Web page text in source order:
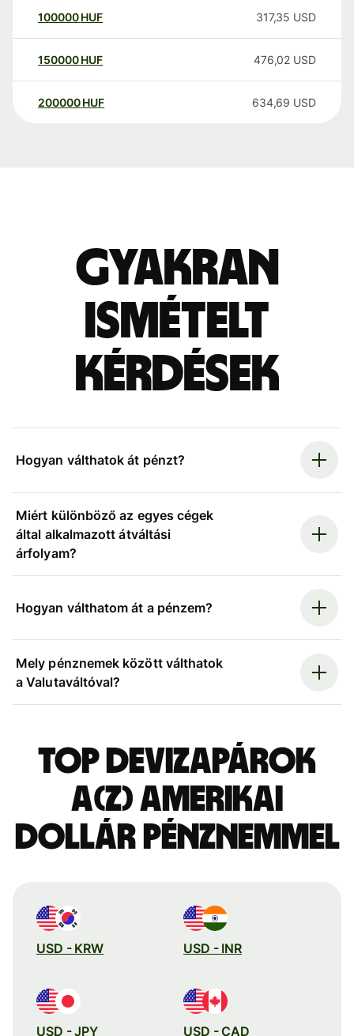
100000 HUF 317,35 USD
150000 HUF 476,02 USD
200000 HUF 634,69 USD
Gyakran
ismételt
kérdések
Hogyan válthatok át pénzt?
Miért különböző az egyes cégek
által alkalmazott átváltási
árfolyam?
Hogyan válthatom át a pénzem?
Mely pénznemek között válthatok
a Valutaváltóval?
Top devizapárok
a(z) amerikai
dollár pénznemmel
USD - KRW USD - INR
USD - JPY USD - CAD